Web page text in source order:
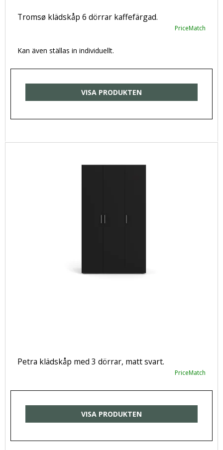
Tromsø klädskåp 6 dörrar kaffefärgad.
PriceMatch
Kan även ställas in individuellt.
VISA PRODUKTEN
Petra klädskåp med 3 dörrar, matt svart.
PriceMatch
VISA PRODUKTEN